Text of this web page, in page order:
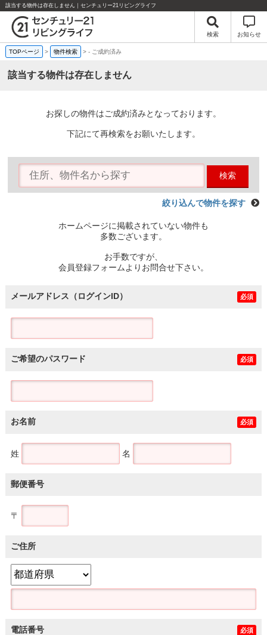
該当する物件は存在しません｜センチュリー21リビングライフ
検索 お知らせ
TOPページ > 物件検索 >- ご成約済み
該当する物件は存在しません
お探しの物件はご成約済みとなっております。
下記にて再検索をお願いたします。
検索
絞り込んで物件を探す
ホームページに掲載されていない物件も
多数ございます。
お手数ですが、
会員登録フォームよりお問合せ下さい。
メールアドレス（ログインID） 必須
ご希望のパスワード 必須
お名前 必須
姓 名
郵便番号
〒
ご住所
電話番号 必須